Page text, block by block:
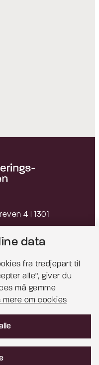
4 | 1301
data
fra tredjepart til
alle'', giver du
må gemme
mere om cookies